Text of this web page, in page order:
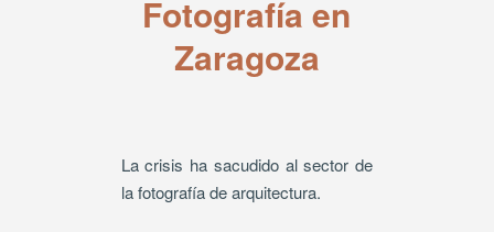
Fotografía en
Zaragoza
La crisis ha sacudido al sector de
la fotografía de arquitectura.